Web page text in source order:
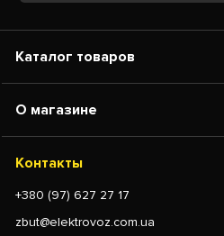
Каталог товаров
О магазине
Контакты
+380 (97) 627 27 17
zbut@elektrovoz.com.ua